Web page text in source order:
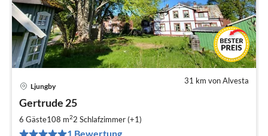
31 km von Alvesta
Ljungby
Gertrude 25
6 Gäste108 m22 Schlafzimmer (+1)
1 Bewertung